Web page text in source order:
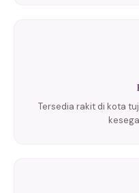
Tersedia rakit di kota